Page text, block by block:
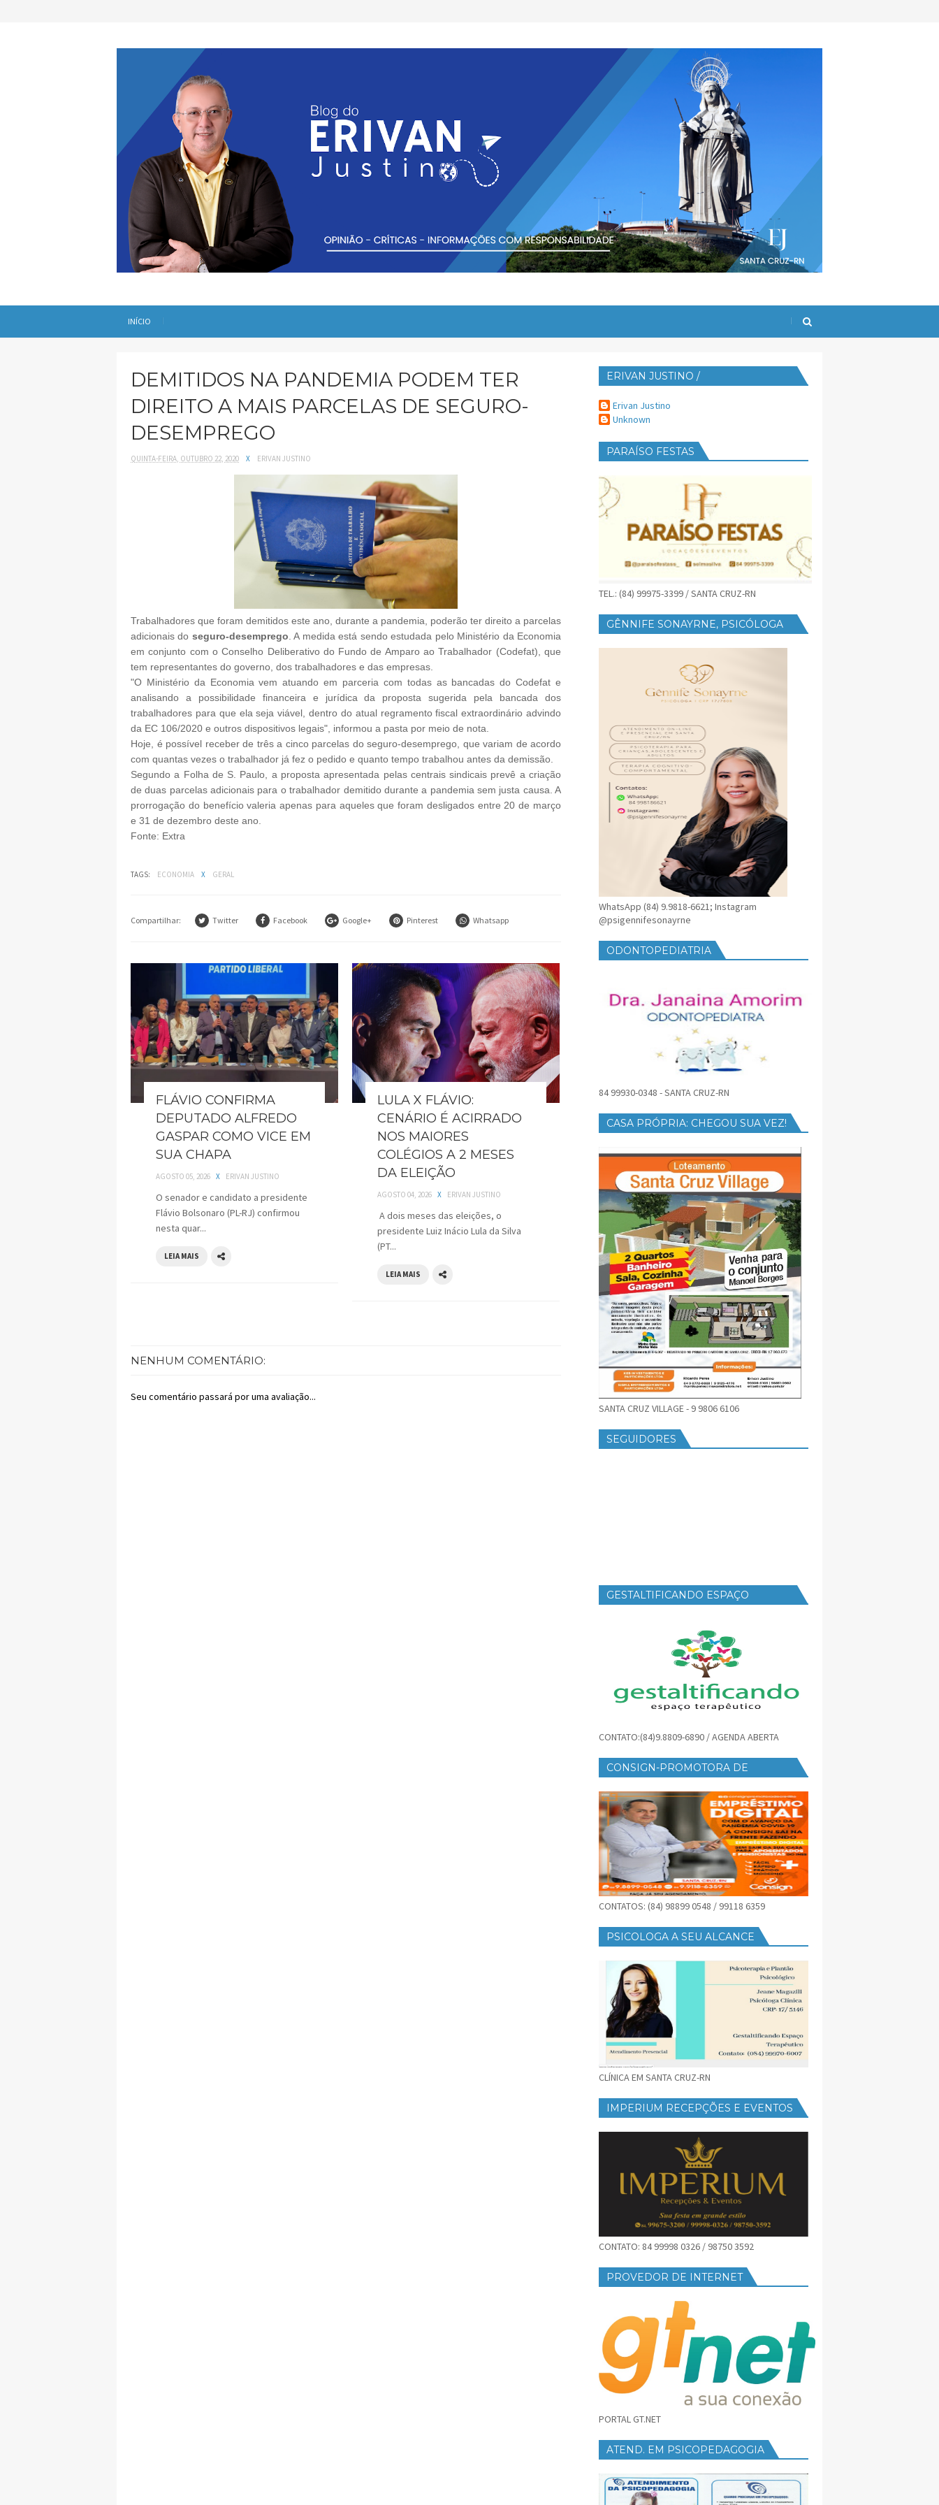
INÍCIO
DEMITIDOS NA PANDEMIA PODEM TER
DIREITO A MAIS PARCELAS DE SEGURO-
DESEMPREGO
QUINTA-FEIRA, OUTUBRO 22, 2020 X ERIVAN JUSTINO
Trabalhadores que foram demitidos este ano, durante a pandemia, poderão ter direito a parcelas
adicionais do seguro-desemprego . A medida está sendo estudada pelo Ministério da Economia
em conjunto com o Conselho Deliberativo do Fundo de Amparo ao Trabalhador (Codefat), que
tem representantes do governo, dos trabalhadores e das empresas.
"O Ministério da Economia vem atuando em parceria com todas as bancadas do Codefat e
analisando a possibilidade financeira e jurídica da proposta sugerida pela bancada dos
trabalhadores para que ela seja viável, dentro do atual regramento fiscal extraordinário advindo
da EC 106/2020 e outros dispositivos legais", informou a pasta por meio de nota.
Hoje, é possível receber de três a cinco parcelas do seguro-desemprego, que variam de acordo
com quantas vezes o trabalhador já fez o pedido e quanto tempo trabalhou antes da demissão.
Segundo a Folha de S. Paulo, a proposta apresentada pelas centrais sindicais prevê a criação
de duas parcelas adicionais para o trabalhador demitido durante a pandemia sem justa causa. A
prorrogação do benefício valeria apenas para aqueles que foram desligados entre 20 de março
e 31 de dezembro deste ano.
Fonte: Extra
TAGS: ECONOMIA X GERAL
Compartilhar: Twitter Facebook Google+ Pinterest Whatsapp
FLÁVIO CONFIRMA
DEPUTADO ALFREDO
GASPAR COMO VICE EM
SUA CHAPA
AGOSTO 05, 2026 X ERIVAN JUSTINO
O senador e candidato a presidente
Flávio Bolsonaro (PL-RJ) confirmou
nesta quar...
LEIA MAIS
LULA X FLÁVIO:
CENÁRIO É ACIRRADO
NOS MAIORES
COLÉGIOS A 2 MESES
DA ELEIÇÃO
AGOSTO 04, 2026 X ERIVAN JUSTINO
A dois meses das eleições, o
presidente Luiz Inácio Lula da Silva
(PT...
LEIA MAIS
NENHUM COMENTÁRIO:
Seu comentário passará por uma avaliação...
ERIVAN JUSTINO /
Erivan Justino
Unknown
PARAÍSO FESTAS
TEL.: (84) 99975-3399 / SANTA CRUZ-RN
GÊNNIFE SONAYRNE, PSICÓLOGA
WhatsApp (84) 9.9818-6621; Instagram
@psigennifesonayrne
ODONTOPEDIATRIA
84 99930-0348 - SANTA CRUZ-RN
CASA PRÓPRIA: CHEGOU SUA VEZ!
SANTA CRUZ VILLAGE - 9 9806 6106
SEGUIDORES
GESTALTIFICANDO ESPAÇO
CONTATO:(84)9.8809-6890 / AGENDA ABERTA
CONSIGN-PROMOTORA DE
CONTATOS: (84) 98899 0548 / 99118 6359
PSICOLOGA A SEU ALCANCE
CLÍNICA EM SANTA CRUZ-RN
IMPERIUM RECEPÇÕES E EVENTOS
CONTATO: 84 99998 0326 / 98750 3592
PROVEDOR DE INTERNET
PORTAL GT.NET
ATEND. EM PSICOPEDAGOGIA